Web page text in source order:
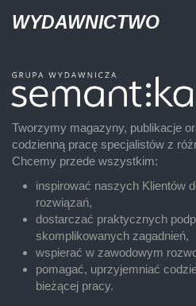
WYDAWNICTWO
Tworzymy magazyny, publikacje
codzienną pracę specjalistów z
Chcemy przede wszystkim:
inspirować naszych Klientów
rozwiązań,
dostarczać praktycznych
skomplikowanych zagadnień,
wspierać w zawodowym
pomagać, uprzyjemniać
bieżącej pracy.